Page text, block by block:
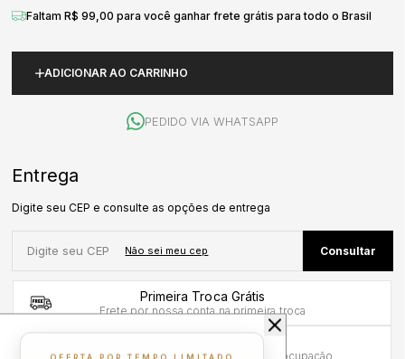
ADICIONAR AO CARRINHO
Faltam R$ 99,00 para você ganhar frete grátis para todo o Brasil
PEDIDO VIA WHATSAPP
Primeira Troca Grátis
Frete por nossa conta na primeira troca
Troca em até 30 dias
Mais tempo para experimentar sem preocupação